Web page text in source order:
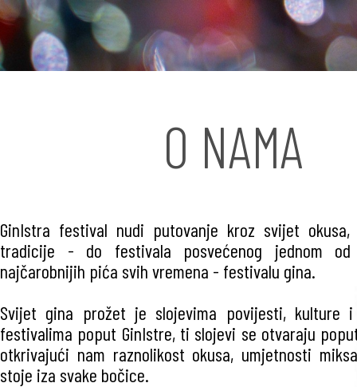
O NAMA
GinIstra festival nudi putovanje kroz svijet
tradicije - do festivala posvećenog jednom
najčarobnijih pića svih vremena - festivalu gina.
Svijet gina prožet je slojevima povijesti, kulture
festivalima poput GinIstre, ti slojevi se otvaraju
otkrivajući nam raznolikost okusa, umjetnosti
stoje iza svake bočice.